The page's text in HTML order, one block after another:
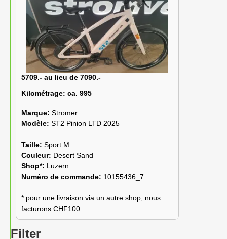
5709.- au lieu de 7090.-
Kilométrage: ca. 995
Marque: Stromer
Modèle: ST2 Pinion LTD 2025
Taille: Sport M
Couleur: Desert Sand
Shop*: Luzern
Numéro de commande: 10155436_7
* pour une livraison via un autre shop, nous
facturons CHF100
Filter